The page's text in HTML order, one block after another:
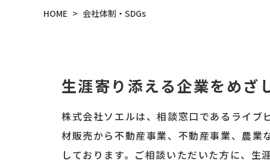
HOME > 会社体制・SDGs
生涯寄り添える企業をめざ
株式会社ソエルは、相談窓口であるライブ
材販売から不動産事業、不動産事業、農業
しております。ご相談いただいた方に、生